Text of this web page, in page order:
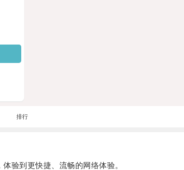
排行
验到更快捷、流畅的网络体验。